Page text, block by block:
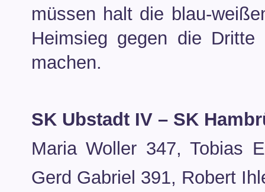
müssen halt die blau-
Heimsieg gegen die
machen.
SK Ubstadt IV – SK
Maria Woller 347, Tobias
Gerd Gabriel 391, Robert